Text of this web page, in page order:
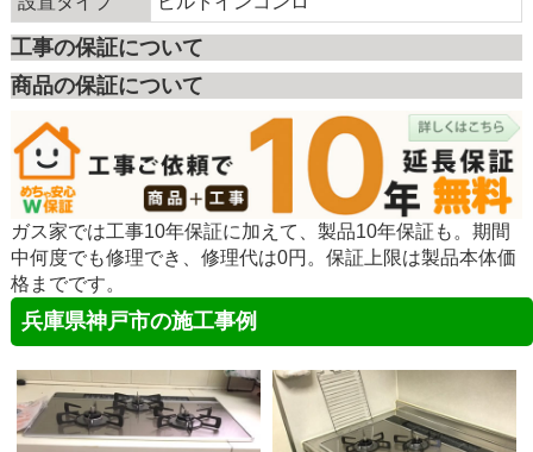
工事の保証について
商品の保証について
ガス家では工事10年保証に加えて、製品10年保証も。期間
中何度でも修理でき、修理代は0円。保証上限は製品本体価
格までです。
兵庫県神戸市の施工事例